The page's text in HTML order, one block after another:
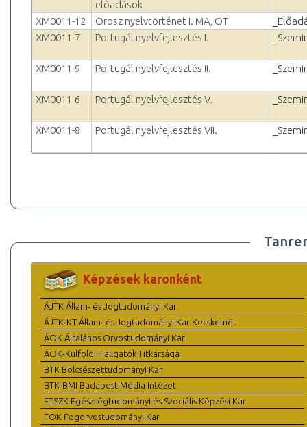
előadások
XM0011-12 Orosz nyelvtörténet I. MA, OT
XM0011-7
Portugál nyelvfejlesztés I.
XM0011-9 Portugál nyelvfejlesztés II.
XM0011-6 Portugál nyelvfejlesztés V.
XM0011-8 Portugál nyelvfejlesztés VII.
Képzések karonként
ÁJTK Állam- és Jogtudományi Kar
ÁJTK-KT Állam- és Jogtudományi Kar Kecskemét
ÁOK Általános Orvostudományi Kar
ÁOK-Külföldi Hallgatók Titkársága
BTK Bölcsészettudományi Kar
BTK-BMI Budapest Média Intézet
ETSZK Egészségtudományi és Szociális Képzési Kar
FOK Fogorvostudományi Kar